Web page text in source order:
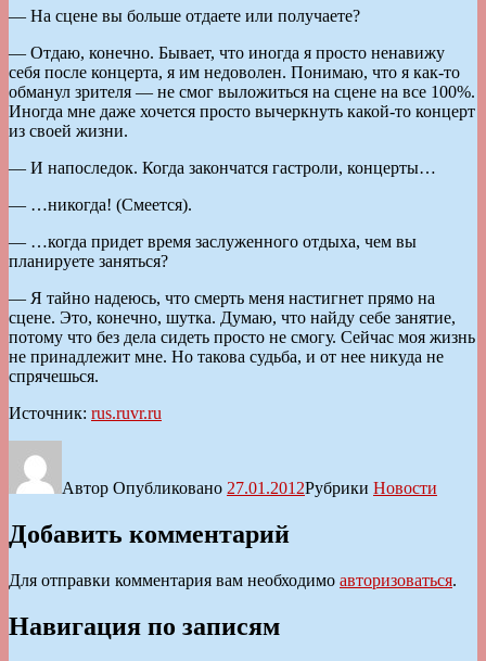
— На сцене вы больше отдаете или получаете?
— Отдаю, конечно. Бывает, что иногда я просто ненавижу
себя после концерта, я им недоволен. Понимаю, что я как-то
обманул зрителя — не смог выложиться на сцене на все 100%.
Иногда мне даже хочется просто вычеркнуть какой-то концерт
из своей жизни.
— И напоследок. Когда закончатся гастроли, концерты…
— …никогда! (Смеется).
— …когда придет время заслуженного отдыха, чем вы
планируете заняться?
— Я тайно надеюсь, что смерть меня настигнет прямо на
сцене. Это, конечно, шутка. Думаю, что найду себе занятие,
потому что без дела сидеть просто не смогу. Сейчас моя жизнь
не принадлежит мне. Но такова судьба, и от нее никуда не
спрячешься.
Источник: rus.ruvr.ru
Автор Опубликовано 27.01.2012Рубрики Новости
Добавить комментарий
Для отправки комментария вам необходимо авторизоваться.
Навигация по записям